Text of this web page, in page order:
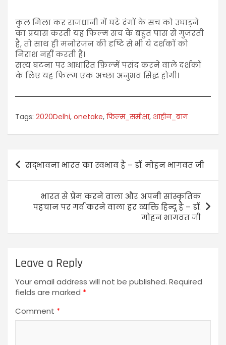
कुल मिला कर राजधानी में घटे दंगों के सच को उघाड़ने
का प्रयास करती यह फिल्म सच के बहुत पास से गुजरती
है, तो साथ ही मनोरंजन की दृष्टि से भी ये दर्शकों को
निराश नहीं करती है।
सत्य घटना पर आधारित फ़िल्में पसंद करने वाले दर्शकों
के लिए यह फिल्म एक अच्छा अनुभव सिद्ध होगी।
Tags: 2020Delhi, onetake, फिल्म_समीक्षा, शाहीन_बाग
सद्भावना भारत का स्वभाव है – डॉ. मोहन भागवत जी
भारत से प्रेम करने वाला और अपनी सांस्कृतिक
पहचान पर गर्व करने वाला हर व्यक्ति हिन्दू है – डॉ.
मोहन भागवत जी
Leave a Reply
Your email address will not be published. Required
fields are marked *
Comment *